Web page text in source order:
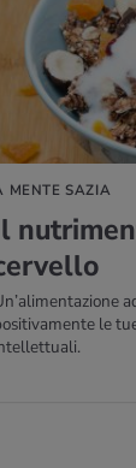
MENTE SAZIA
le
DI PIÙ